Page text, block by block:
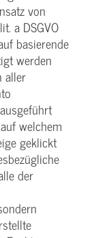
von
a DSGVO
basierende
werden
aller
welchem
geklickt
der